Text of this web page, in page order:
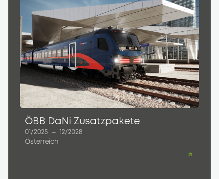
ÖBB DaNi Zusatzpakete
01/2025 –
12/2028
Österreich